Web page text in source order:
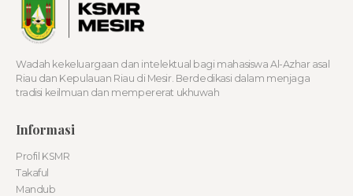
Wadah kekeluargaan dan intelektual bagi mahasiswa Al-Azhar asal
Riau dan Kepulauan Riau di Mesir. Berdedikasi dalam menjaga
tradisi keilmuan dan mempererat ukhuwah
Informasi
Profil KSMR
Takaful
Mandub